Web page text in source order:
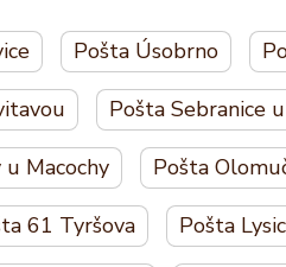
Pošta Úsobrno
Pošta Sebranice
Macochy Pošta
61 Tyršova Pošta